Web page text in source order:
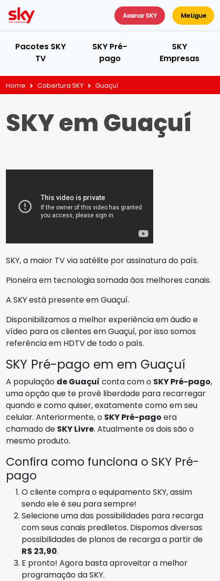
Assinar SKY Me Ligue
Pacotes SKY
TV
SKY Pré-
pago
SKY
Empresas
Home Cobertura SKY Guaçuí
SKY em Guaçuí
SKY, a maior TV via satélite por assinatura do país.
Pioneira em tecnologia somada àos melhores canais.
A SKY está presente em Guaçuí.
Disponibilizamos a melhor experiência em áudio e
vídeo para os clientes em Guaçuí, por isso somos
referência em HDTV de todo o país.
SKY Pré-pago em em Guaçuí
A população de Guaçuí conta com o SKY Pré-pago,
uma opção que te provê liberdade para recarregar
quando e como quiser, exatamente como em seu
celular. Anteriormente, o SKY Pré-pago era
chamado de SKY Livre. Atualmente os dois são o
mesmo produto.
Confira como funciona o SKY Pré-
pago
O cliente compra o equipamento SKY, assim
sendo ele é seu para sempre!
Selecione uma das possibilidades para recarga
com seus canais prediletos. Dispomos diversas
possibilidades de planos de recarga a partir de
R$ 23,90.
E pronto! Agora basta aproveitar a melhor
programação da SKY.